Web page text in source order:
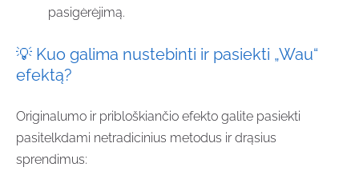
pasigėrėjimą.
💡 Kuo galima nustebinti ir pasiekti „Wau“
efektą?
Originalumo ir pribloškiančio efekto galite pasiekti
pasitelkdami netradicinius metodus ir drąsius
sprendimus: